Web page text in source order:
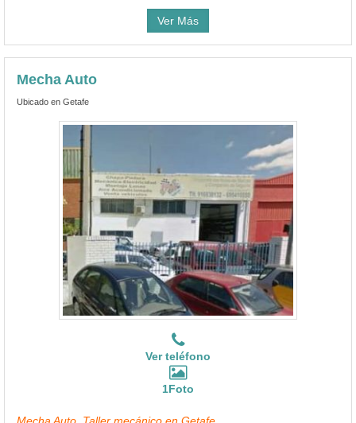
Ver Más
Mecha Auto
Ubicado en Getafe
Ver teléfono
1Foto
Mecha Auto, Taller mecánico en Getafe